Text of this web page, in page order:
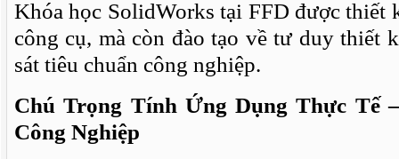
Khóa học SolidWorks tại FFD được thiết
công cụ, mà còn đào tạo về tư duy thiết
sát tiêu chuẩn công nghiệp.
Chú Trọng Tính Ứng Dụng Thực Tế
Công Nghiệp